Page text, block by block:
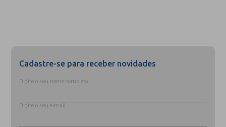
Cadastre-se para receber novidades
Digite o seu nome completo
Digite o seu e-mail